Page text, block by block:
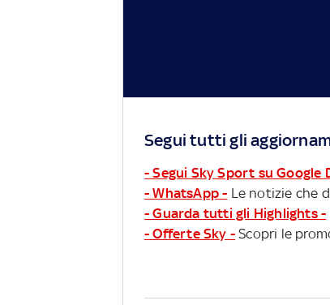
Segui tutti gli
- Segui Sky Sport su Google
- WhatsApp - Le notizie che
- Guarda tutti gli Highlights -
- Offerte Sky - Scopri le